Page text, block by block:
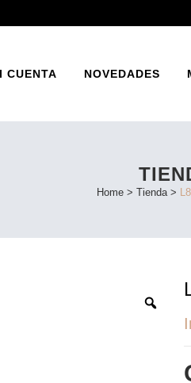
CUENTA NOVEDADES
Home > Tienda>